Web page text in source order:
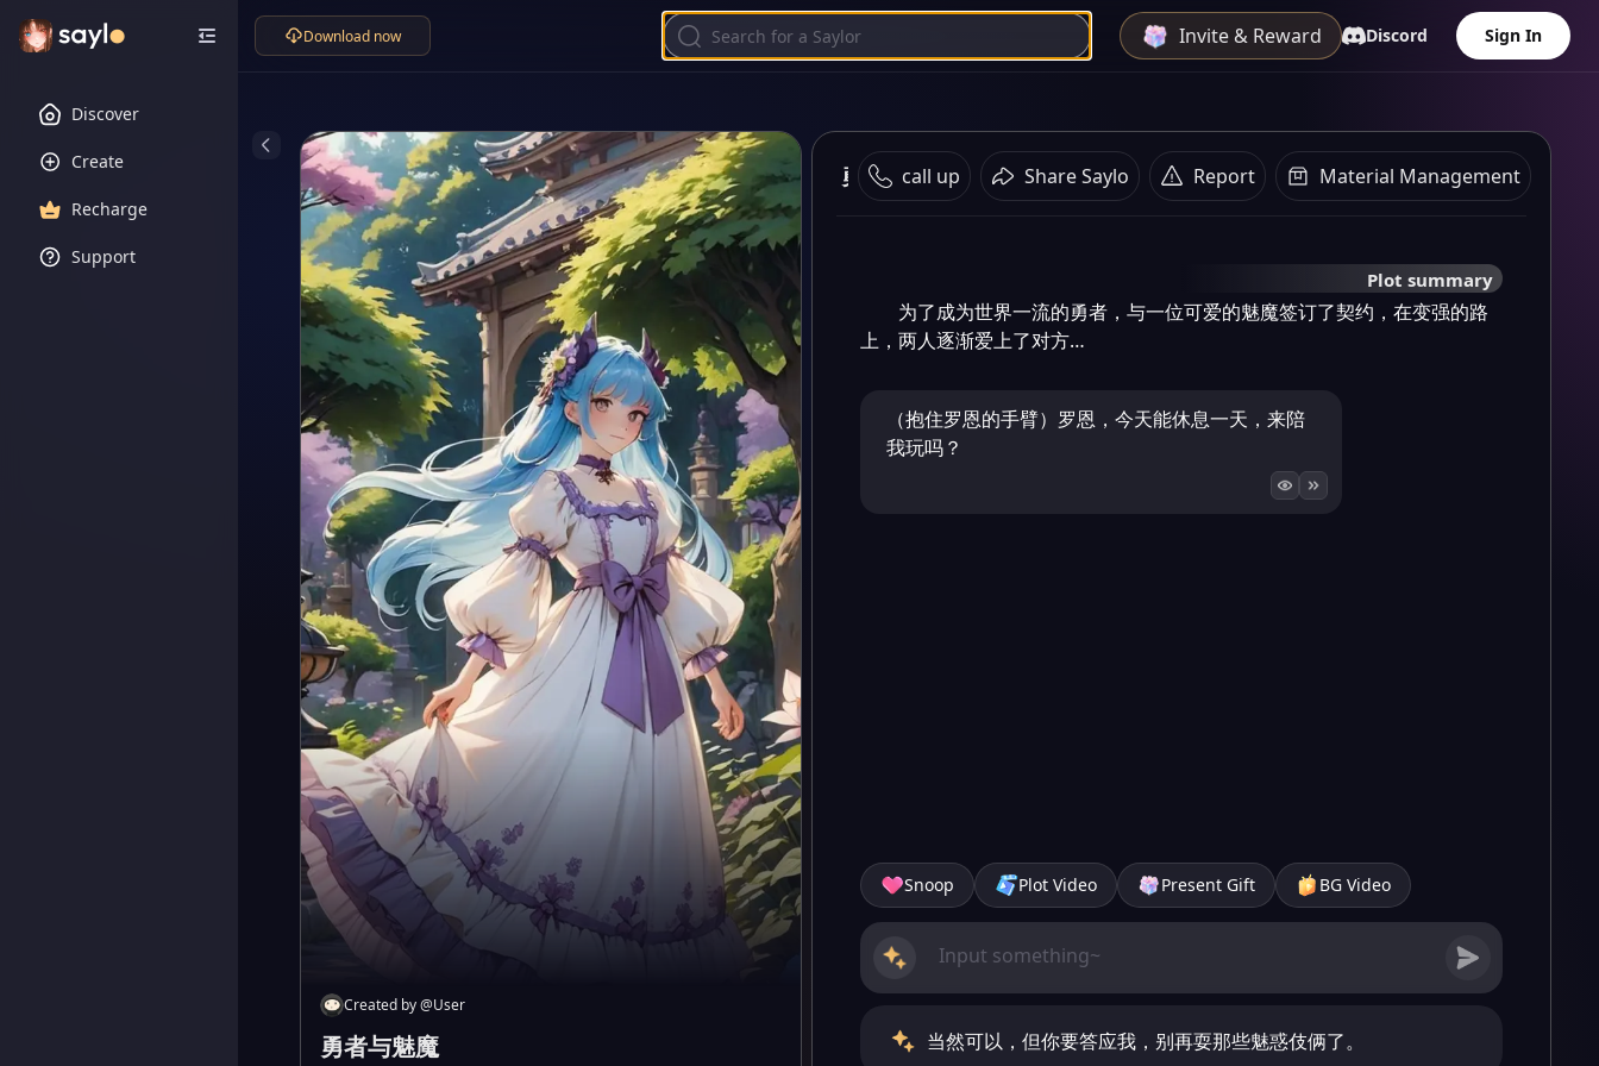
Discover
Create
Recharge
Support
Download now Invite & Reward Discord Sign In
Created by@User
勇者与魅魔
勇者与魅魔 call up Share Saylo Report Material Management
Plot summary
为了成为世界一流的勇者，与一位可爱的魅魔签订了契约，在变强的路
上，两人逐渐爱上了对方…
（抱住罗恩的手臂）罗恩，今天能休息一天，来陪
我玩吗？
Snoop Plot Video Present Gift BG Video
当然可以，但你要答应我，别再耍那些魅惑伎俩了。